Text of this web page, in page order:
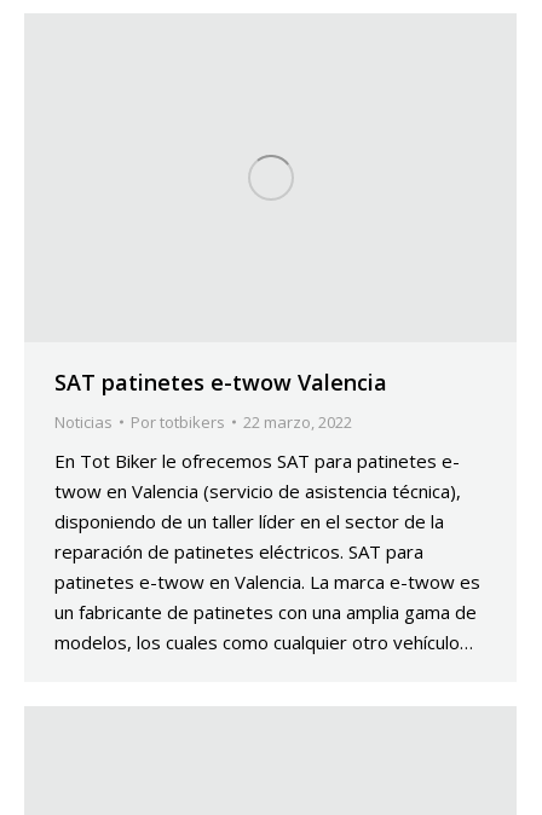
SAT patinetes e-twow Valencia
Noticias Portotbikers 22 marzo, 2022
En Tot Biker le ofrecemos SAT para patinetes e-
twow en Valencia (servicio de asistencia técnica),
disponiendo de un taller líder en el sector de la
reparación de patinetes eléctricos. SAT para
patinetes e-twow en Valencia. La marca e-twow es
un fabricante de patinetes con una amplia gama de
modelos, los cuales como cualquier otro vehículo…